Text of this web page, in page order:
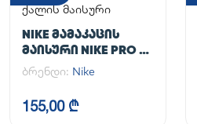
ქალის მაისური
NIKE ᲛᲐᲛᲐᲙᲐᲪᲘᲡ
ᲛᲐᲘᲡᲣᲠᲘ NIKE PRO DF
365 CROP LS
ბრენდი: Nike
155,00 ₾